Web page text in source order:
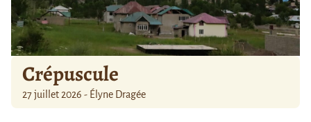
Crépuscule
27 juillet 2026 - Élyne Dragée